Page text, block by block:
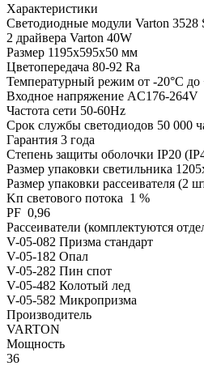
Характеристики
Светодиодные модули Varton
2 драйвера Varton 40W
Размер 1195х595х50 мм
Цветопередача 80-92 Ra
Температурный режим от -20°С до
Входное напряжение AC176-264V
Частота сети 50-60Hz
Срок службы светодиодов 50 000
Гарантия 3 года
Степень защиты оболочки IP20
Размер упаковки светильника
Размер упаковки рассеивателя (2
Kп светового потока 1 %
PF 0,96
Рассеиватели (комплектуются
V-05-082 Призма стандарт
V-05-182 Опал
V-05-282 Пин спот
V-05-482 Колотый лед
V-05-582 Микропризма
Производитель
VARTON
Мощность
36